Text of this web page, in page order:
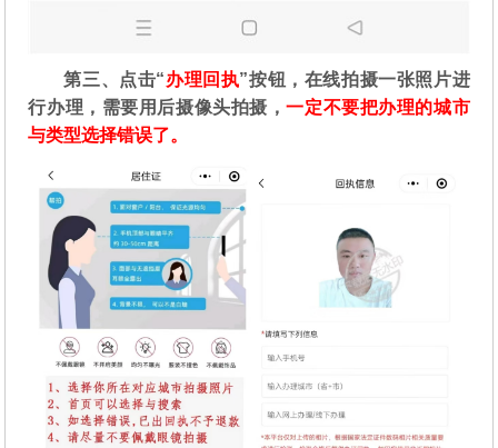
第三、点击“办理回执”按钮，在线拍摄一张照片进
行办理，需要用后摄像头拍摄，一定不要把办理的城市
与类型选择错误了。